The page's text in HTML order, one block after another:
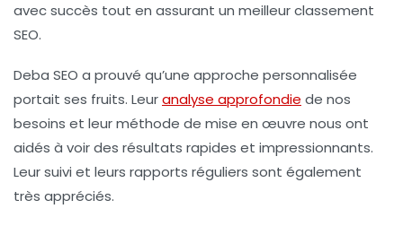
avec succès tout en assurant un meilleur classement
SEO.
Deba SEO a prouvé qu’une approche personnalisée
portait ses fruits. Leuranalyse approfondie de nos
besoins et leur méthode de mise en œuvre nous ont
aidés à voir des résultats rapides et impressionnants.
Leur suivi et leurs rapports réguliers sont également
très appréciés.